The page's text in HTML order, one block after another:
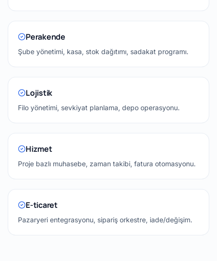
Perakende
Şube yönetimi, kasa, stok dağıtımı, sadakat programı.
Lojistik
Filo yönetimi, sevkiyat planlama, depo operasyonu.
Hizmet
Proje bazlı muhasebe, zaman takibi, fatura otomasyonu.
E-ticaret
Pazaryeri entegrasyonu, sipariş orkestre, iade/değişim.